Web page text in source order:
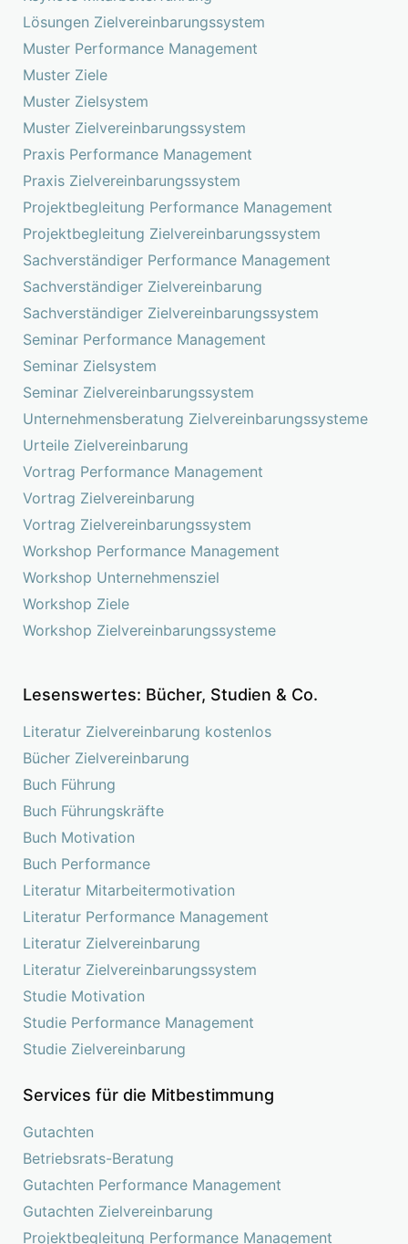
Lösungen Zielvereinbarungssystem
Muster Performance Management
Muster Ziele
Muster Zielsystem
Muster Zielvereinbarungssystem
Praxis Performance Management
Praxis Zielvereinbarungssystem
Projektbegleitung Performance Management
Projektbegleitung Zielvereinbarungssystem
Sachverständiger Performance Management
Sachverständiger Zielvereinbarung
Sachverständiger Zielvereinbarungssystem
Seminar Performance Management
Seminar Zielsystem
Seminar Zielvereinbarungssystem
Unternehmensberatung Zielvereinbarungssysteme
Urteile Zielvereinbarung
Vortrag Performance Management
Vortrag Zielvereinbarung
Vortrag Zielvereinbarungssystem
Workshop Performance Management
Workshop Unternehmensziel
Workshop Ziele
Workshop Zielvereinbarungssysteme
Lesenswertes: Bücher, Studien & Co.
Literatur Zielvereinbarung kostenlos
Bücher Zielvereinbarung
Buch Führung
Buch Führungskräfte
Buch Motivation
Buch Performance
Literatur Mitarbeitermotivation
Literatur Performance Management
Literatur Zielvereinbarung
Literatur Zielvereinbarungssystem
Studie Motivation
Studie Performance Management
Studie Zielvereinbarung
Services für die Mitbestimmung
Gutachten
Betriebsrats-Beratung
Gutachten Performance Management
Gutachten Zielvereinbarung
Projektbegleitung Performance Management